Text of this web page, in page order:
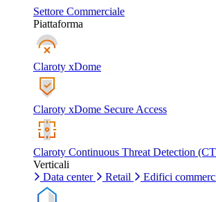
Settore Commerciale
Piattaforma
Claroty xDome
Claroty xDome Secure Access
Claroty Continuous Threat Detection
Verticali
Data center
Retail Edifici